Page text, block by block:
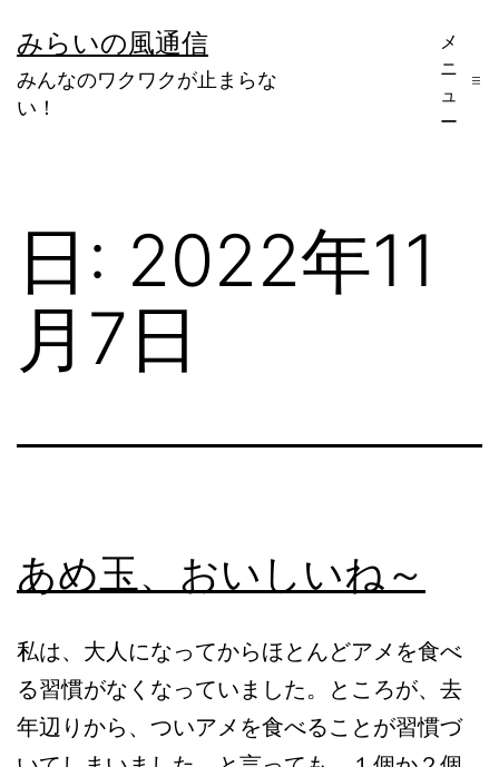
ン
テ
みらいの風通信
みんなのワクワクが止まらな
い！
メ
ニ
ュ
ー
日: 2022年11
月7日
あめ玉、おいしいね～
私は、大人になってからほとんどアメを食べ
る習慣がなくなっていました。ところが、去
年辺りから、ついアメを食べることが習慣づ